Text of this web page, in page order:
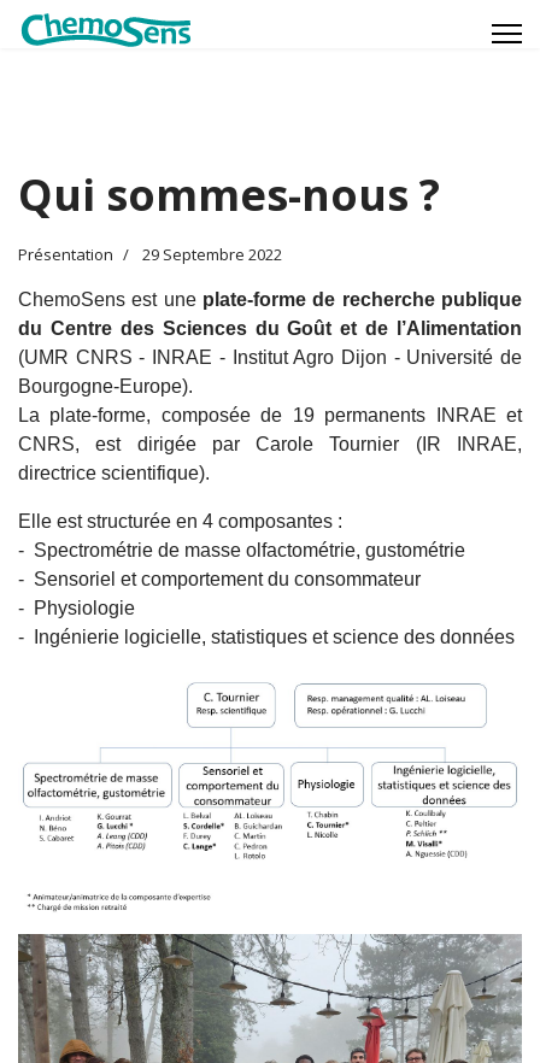
Qui sommes-nous ?
Présentation 29 Septembre 2022
ChemoSens est une plate-forme de recherche publique
du Centre des Sciences du Goût et de l’Alimentation
(UMR CNRS - INRAE -
Institut Agro Dijon - Université de
Bourgogne-Europe).
La plate-forme, composée de 19 permanents INRAE et
CNRS, est dirigée par Carole Tournier (IR INRAE,
directrice scientifique).
Elle est structurée en 4 composantes :
- Spectrométrie de masse olfactométrie, gustométrie
- Sensoriel et comportement du consommateur
- Physiologie
- Ingénierie logicielle, statistiques et science des données